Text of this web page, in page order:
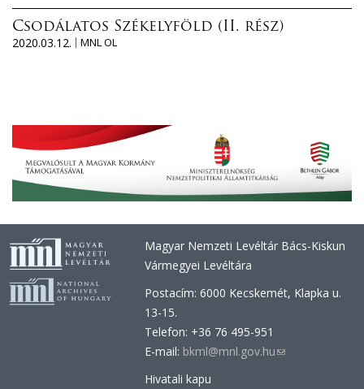
Csodálatos Székelyföld (II. rész)
2020.03.12.
MNL OL
Magyar Nemzeti Levéltár Bács-Kiskun
Vármegyei Levéltára
Postacím: 6000 Kecskemét, Klapka u.
13-15.
Telefon: +36 76 495-951
E-mail: bkml@mnl.gov.hu(link
Hivatali kapu